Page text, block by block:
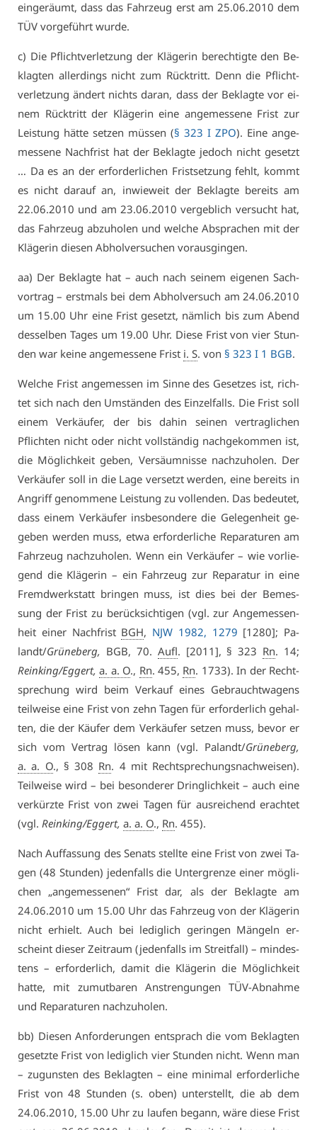
ein­ge­räumt, dass das Fahr­zeug erst am 25.06.2010 dem
TÜV vor­ge­führt wur­de.
c) Die Pflicht­ver­let­zung der Klä­ge­rin be­rech­tig­te den Be­
klag­ten al­ler­dings nicht zum Rück­tritt. Denn die Pflicht­
ver­let­zung än­dert nichts dar­an, dass der Be­klag­te vor ei­
nem Rück­tritt der Klä­ge­rin ei­ne an­ge­mes­se­ne Frist zur
Leis­tung hät­te set­zen müs­sen (§ 323 I ZPO). Ei­ne an­ge­
mes­se­ne Nach­frist hat der Be­klag­te je­doch nicht ge­setzt
… Da es an der er­for­der­li­chen Frist­set­zung fehlt, kommt
es nicht dar­auf an, in­wie­weit der Be­klag­te be­reits am
22.06.2010 und am 23.06.2010 ver­geb­lich ver­sucht hat,
das Fahr­zeug ab­zu­ho­len und wel­che Ab­spra­chen mit der
Klä­ge­rin die­sen Ab­hol­ver­su­chen vor­aus­gin­gen.
aa) Der Be­klag­te hat – auch nach sei­nem ei­ge­nen Sach­
vor­trag – erst­mals bei dem Ab­hol­ver­such am 24.06.2010
um 15.00 Uhr ei­ne Frist ge­setzt, näm­lich bis zum Abend
des­sel­ben Ta­ges um 19.00 Uhr. Die­se Frist von vier Stun­
den war kei­ne an­ge­mes­se­ne Frist i. S. von § 323 I 1 BGB.
Wel­che Frist an­ge­mes­sen im Sin­ne des Ge­set­zes ist, rich­
tet sich nach den Um­stän­den des Ein­zel­falls. Die Frist soll
ei­nem Ver­käu­fer, der bis da­hin sei­nen ver­trag­li­chen
Pflich­ten nicht oder nicht voll­stän­dig nach­ge­kom­men ist,
die Mög­lich­keit ge­ben, Ver­säum­nis­se nach­zu­ho­len. Der
Ver­käu­fer soll in die La­ge ver­setzt wer­den, ei­ne be­reits in
An­griff ge­nom­me­ne Leis­tung zu voll­enden. Das be­deu­tet,
dass ei­nem Ver­käu­fer ins­be­son­de­re die Ge­le­gen­heit ge­
ge­ben wer­den muss, et­wa er­for­der­li­che Re­pa­ra­tu­ren am
Fahr­zeug nach­zu­ho­len. Wenn ein Ver­käu­fer – wie vor­lie­
gend die Klä­ge­rin – ein Fahr­zeug zur Re­pa­ra­tur in ei­ne
Fremd­werk­statt brin­gen muss, ist dies bei der Be­mes­
sung der Frist zu be­rück­sich­ti­gen (vgl. zur An­ge­mes­sen­
heit ei­ner Nach­frist BGH, NJW 1982, 1279 [1280]; Pa­
landt/Grü­ne­berg, BGB, 70. Aufl. [2011], § 323 Rn. 14;
Rein­king/Eg­gert, a. a. O., Rn. 455, Rn. 1733). In der Recht­
spre­chung wird beim Ver­kauf ei­nes Ge­braucht­wa­gens
teil­wei­se ei­ne Frist von zehn Ta­gen für er­for­der­lich ge­hal­
ten, die der Käu­fer dem Ver­käu­fer set­zen muss, be­vor er
sich vom Ver­trag lö­sen kann (vgl. Pa­landt/Grü­ne­berg,
a. a. O., § 308 Rn. 4 mit Recht­spre­chungs­nach­wei­sen).
Teil­wei­se wird – bei be­son­de­rer Dring­lich­keit – auch ei­ne
ver­kürz­te Frist von zwei Ta­gen für aus­rei­chend er­ach­tet
(vgl. Rein­king/Eg­gert, a. a. O., Rn. 455).
Nach Auf­fas­sung des Se­nats stell­te ei­ne Frist von zwei Ta­
gen (48 Stun­den) je­den­falls die Un­ter­gren­ze ei­ner mög­li­
chen „an­ge­mes­se­nen“ Frist dar, als der Be­klag­te am
24.06.2010 um 15.00 Uhr das Fahr­zeug von der Klä­ge­rin
nicht er­hielt. Auch bei le­dig­lich ge­rin­gen Män­geln er­
scheint die­ser Zeit­raum (je­den­falls im Streit­fall) – min­des­
tens – er­for­der­lich, da­mit die Klä­ge­rin die Mög­lich­keit
hat­te, mit zu­mut­ba­ren An­stren­gun­gen TÜV-Ab­nah­me
und Re­pa­ra­tu­ren nach­zu­ho­len.
bb) Die­sen An­for­de­run­gen ent­sprach die vom Be­klag­ten
ge­setz­te Frist von le­dig­lich vier Stun­den nicht. Wenn man
– zu­guns­ten des Be­klag­ten – ei­ne mi­ni­mal er­for­der­li­che
Frist von 48 Stun­den (s. oben) un­ter­stellt, die ab dem
24.06.2010, 15.00 Uhr zu lau­fen be­gann, wä­re die­se Frist